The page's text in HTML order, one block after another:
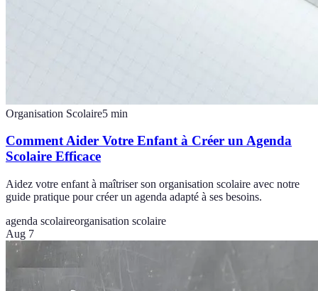
Organisation Scolaire5 min
Comment Aider Votre Enfant à Créer un Agenda
Scolaire Efficace
Aidez votre enfant à maîtriser son organisation scolaire avec notre
guide pratique pour créer un agenda adapté à ses besoins.
agenda scolaireorganisation scolaire
Aug 7